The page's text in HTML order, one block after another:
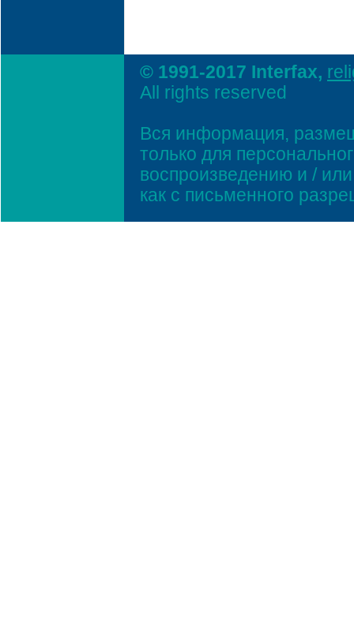
© 1991-2017 Interfax,
All rights reserved
Вся информация,
только для
воспроизведению и /
как с письменного